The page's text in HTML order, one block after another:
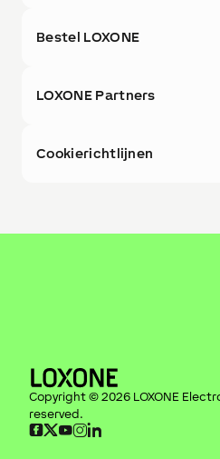
Bestel LOXONE
LOXONE Partners
Cookierichtlijnen
Copyright © 2026 LOXONE
reserved.